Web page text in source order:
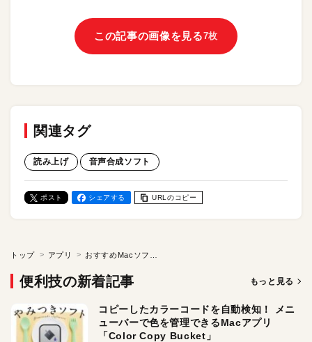
この記事の画像を見る7枚
関連タグ
読み上げ 音声合成ソフト
ポスト シェアする URLのコピー
トップ アプリ
便利技の新着記事 もっと見る
コピーしたカラーコードを自動検知！ メニ
ューバーで色を管理できるMacアプリ
「Color Copy Bucket」